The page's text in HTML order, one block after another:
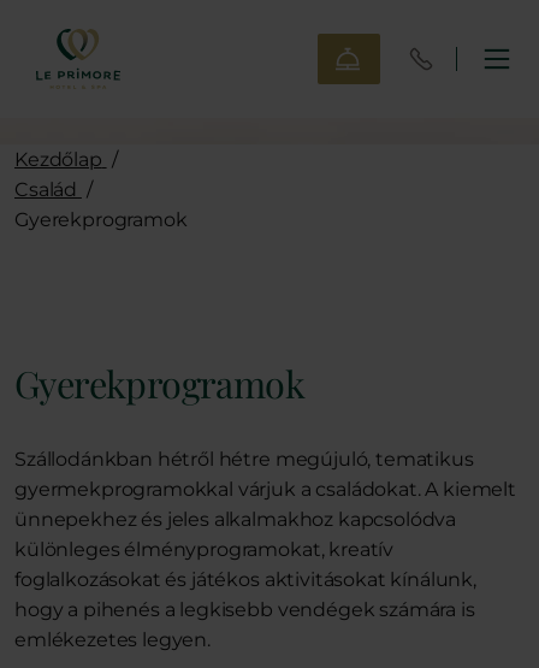
Kezdőlap /
Család /
Gyerekprogramok
Gyerekprogramok
Szállodánkban hétről hétre megújuló, tematikus
gyermekprogramokkal várjuk a családokat. A kiemelt
ünnepekhez és jeles alkalmakhoz kapcsolódva
különleges élményprogramokat, kreatív
foglalkozásokat és játékos aktivitásokat kínálunk,
hogy a pihenés a legkisebb vendégek számára is
emlékezetes legyen.